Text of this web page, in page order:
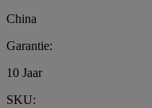
China
Garantie:
10 Jaar
SKU: